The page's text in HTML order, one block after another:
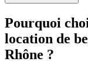
Pourquoi
location de
Rhône ?